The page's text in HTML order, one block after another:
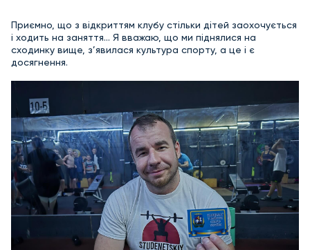
Приємно, що з відкриттям клубу стільки дітей заохочується
і ходить на заняття… Я вважаю, що ми піднялися на
сходинку вище, з’явилася культура спорту, а це і є
досягнення.